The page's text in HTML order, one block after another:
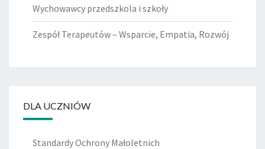
Wychowawcy przedszkola i szkoły
Zespół Terapeutów – Wsparcie, Empatia, Rozwój
DLA UCZNIÓW
Standardy Ochrony Małoletnich